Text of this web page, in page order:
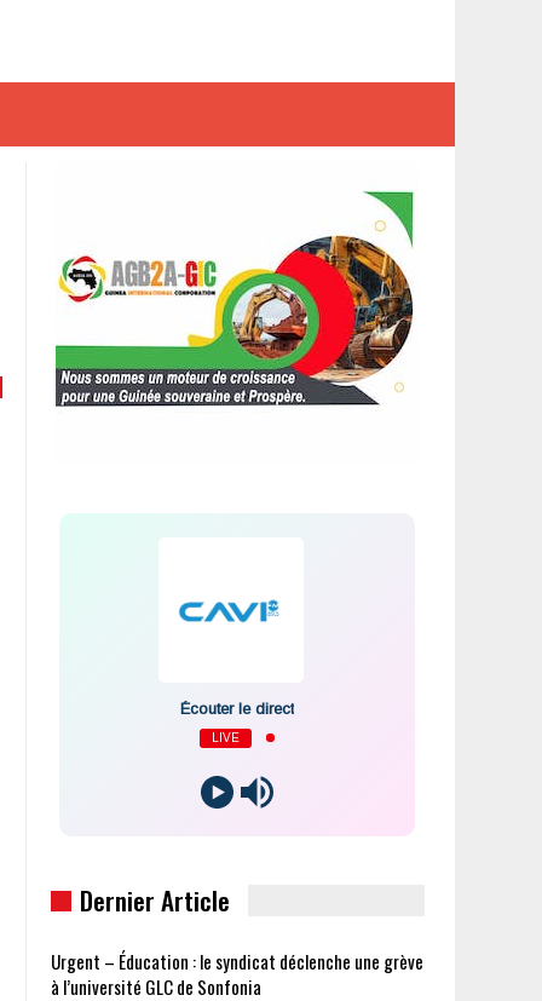
Écouter le direct
LIVE
Dernier Article
Urgent – Éducation : le syndicat déclenche une grève
à l’université GLC de Sonfonia